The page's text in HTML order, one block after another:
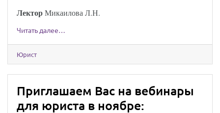
ЛекторМикаилова Л.Н.
Читать далее…
Юрист
Приглашаем Вас на вебинары
для юриста в ноябре: